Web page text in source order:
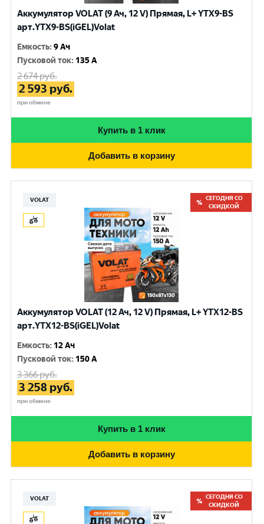
Аккумулятор VOLAT (9 Ач, 12 V) Прямая, L+ YTX9-BS
арт.YTX9-BS(iGEL)Volat
Емкость:9 Ач
Пусковой ток: 135 A
2 674руб.
2 593 руб.
при обмене
Купить в 1 клик
Добавить в корзину
VOLAT
СЕГОДНЯ СО
СКИДКОЙ
Аккумулятор VOLAT (12 Ач, 12 V) Прямая, L+ YTX12-BS
арт.YTX12-BS(iGEL)Volat
Емкость: 12 Ач
Пусковой ток: 150 A
3 366руб.
3 258 руб.
при обмене
Купить в 1 клик
Добавить в корзину
VOLAT
СЕГОДНЯ СО
СКИДКОЙ